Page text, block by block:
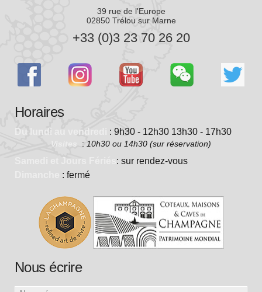
39 rue de l'Europe
02850 Trélou sur Marne
+33 (0)3 23 70 26 20
Horaires
Du lundi au vendredi : 9h30 - 12h30 13h30 - 17h30
Visites : 10h30 ou 14h30 (sur réservation)
Samedi et Jours Fériés : sur rendez-vous
: fermé
Nous écrire